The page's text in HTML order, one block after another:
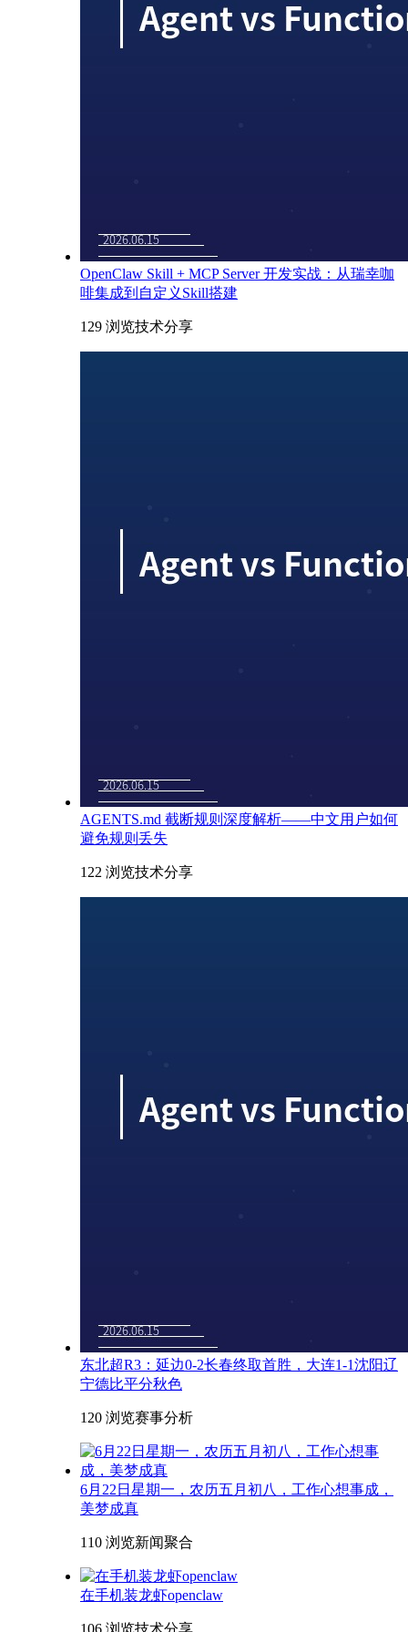
OpenClaw Skill + MCP Server 开发实战：从瑞幸咖
啡集成到自定义Skill搭建
129 浏览技术分享
AGENTS.md 截断规则深度解析——中文用户如何
避免规则丢失
122 浏览技术分享
东北超R3：延边0-2长春终取首胜，大连1-1沈阳辽
宁德比平分秋色
120 浏览赛事分析
6月22日星期一，农历五月初八，工作心想事成，
美梦成真
110 浏览新闻聚合
在手机装龙虾openclaw